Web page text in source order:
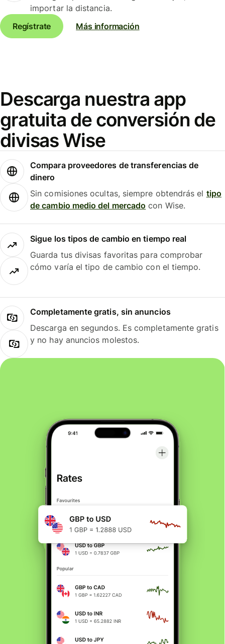
importar la distancia.
Regístrate
Más información
Descarga nuestra app
gratuita de conversión de
divisas Wise
Compara proveedores de transferencias de
dinero
Sin comisiones ocultas, siempre obtendrás el tipo
de cambio medio del mercado con Wise.
Sigue los tipos de cambio en tiempo real
Guarda tus divisas favoritas para comprobar
cómo varía el tipo de cambio con el tiempo.
Completamente gratis, sin anuncios
Descarga en segundos. Es completamente gratis
y no hay anuncios molestos.